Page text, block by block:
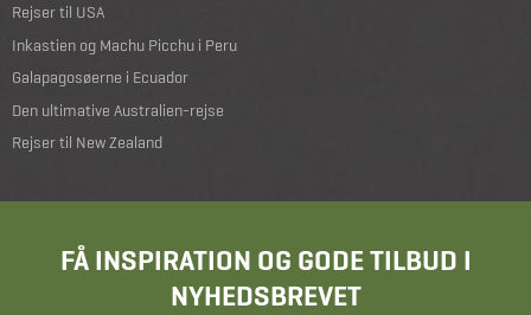
Rejser til USA
Inkastien og Machu Picchu i Peru
Galapagosøerne i Ecuador
Den ultimative Australien-rejse
Rejser til New Zealand
FÅ INSPIRATION OG GODE TILBUD I
NYHEDSBREVET